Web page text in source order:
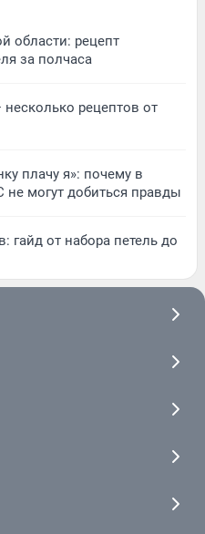
области: рецепт
за полчаса
несколько рецептов от
плачу я»: почему в
могут добиться правды
гайд от набора петель до